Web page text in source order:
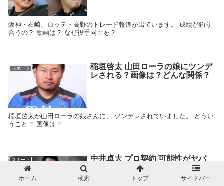
阪神・石崎、ロッテ・高野のトレード報道が出ています。 成績が釣り
合うの？ 動画は？ なぜ投手同士を？
スポーツ
稲垣啓太 山田ローラの娘にツンデ
レされる？画像は？どんな関係？
稲垣啓太が山田ローラの娘さんに、 ツンデレされていました。 どうい
うこと？ 画像は？
スポーツ
中井卓大 プロ契約 可能性がヤバ
い！ピピ、レアルと24日にも契約
ホーム 検索 トップ サイドバー